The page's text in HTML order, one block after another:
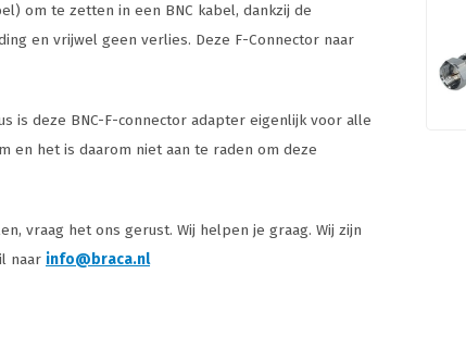
om te zetten in een BNC kabel, dankzij de
en vrijwel geen verlies. Deze F-Connector naar
is deze BNC-F-connector adapter eigenlijk voor alle
en het is daarom niet aan te raden om deze
vraag het ons gerust. Wij helpen je graag. Wij zijn
naar info@braca.nl